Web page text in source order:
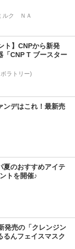
ク　ＮＡ
ト】CNPから新発
「CNP T ブースター
ラトリー)
ンデはこれ！最新売
夏のおすすめアイテ
トを開催♪
発売の「クレンジン
るんフェイスマスク